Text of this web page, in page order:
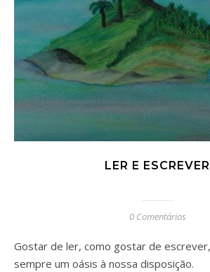
LER E ESCREVER
0 Comentários
Gostar de ler, como gostar de escrever, equivale a termos
sempre um oásis à nossa disposição.